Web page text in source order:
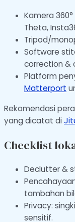
Kamera
Theta,
Tripod/
Software
correction &
Platform
Matterport
Rekomendasi
yang dicatat di
Checklist
Declutter &
tambahan
Privacy:
sensitif.